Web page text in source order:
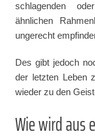
schlagenden
ähnlichen
ungerecht
Des gibt jedoch
der letzten Leben
wieder zu den
Wie wird aus